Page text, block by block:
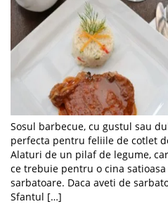
Sosul barbecue, cu gustul sau
perfecta pentru feliile de cotlet
Alaturi de un pilaf de legume,
ce trebuie pentru o cina
sarbatoare. Daca aveti de
Sfantul […]